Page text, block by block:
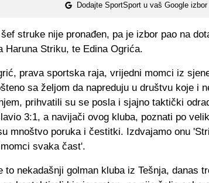
Dodajte SportSport u vaš Google izbor
struke nije pronađen, pa je izbor pao na
Haruna Striku, te Edina Ogrića.
prava sportska raja, vrijedni momci iz
sa željom da napreduju u društvu koje i
prihvatili su se posla i sjajno taktički
3:1, a navijači ovog kluba, poznati po
mnoštvo poruka i čestitki. Izdvajamo onu
svaka čast'.
to nekadašnji golman kluba iz Tešnja, danas